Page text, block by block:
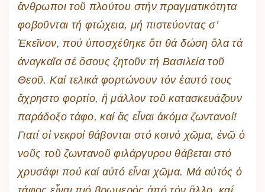
ἄνθρωποι τοῦ πλούτου στήν πραγματικότητα
φοβοῦνται τή φτώχεια, μή πιστεύοντας σ’
Ἐκεῖνον, πού ὑποσχέθηκε ὅτι θά δώση ὅλα τά
ἀναγκαῖα σέ ὅσους ζητοῦν τή Βασιλεία τοῦ
Θεοῦ. Καί τελικά φορτώνουν τόν ἑαυτό τους
ἄχρηστο φορτίο, ἤ μάλλον τοῦ κατασκευάζουν
παράδοξο τάφο, καί ἄς εἶναι ἀκόμα ζωντανοί!
Γιατί οἱ νεκροί θάβονται στό κοινό χῶμα, ἐνῶ ὁ
νοῦς τοῦ ζωντανοῦ φιλάργυρου θάβεται στό
χρυσάφι πού καί αὐτό εἶναι χῶμα. Μά αὐτός ὁ